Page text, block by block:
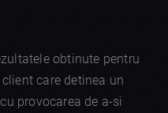
obtinute pentru
care detinea un
provocarea de a-si